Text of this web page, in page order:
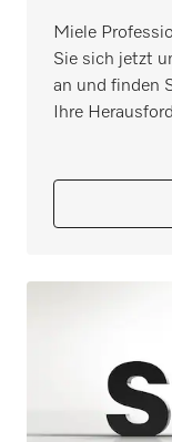
Miele
Sie sich jetzt
an und finden
Ihre